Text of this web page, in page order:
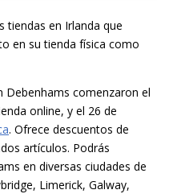
tiendas en Irlanda que
en su tienda física como
Debenhams comenzaron el
online, y el 26 de
. Ofrece descuentos de
artículos. Podrás
en diversas ciudades de
Limerick, Galway,